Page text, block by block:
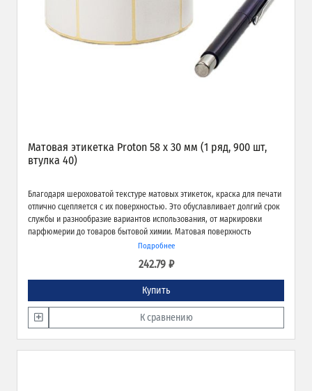
Матовая этикетка Proton 58 х 30 мм (1 ряд, 900 шт,
втулка 40)
Благодаря шероховатой текстуре матовых этикеток, краска для печати
отлично сцепляется с их поверхностью. Это обуславливает долгий срок
службы и разнообразие вариантов использования, от маркировки
парфюмерии до товаров бытовой химии. Матовая поверхность
обеспечивает превосходное качество печати и широкие возможности
Подробнее
242.79 ₽
Купить
К сравнению